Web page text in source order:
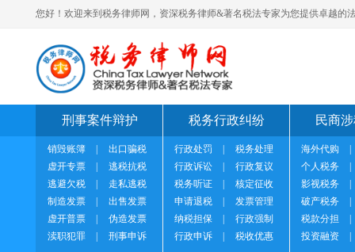
您好！欢迎来到税务律师网，资深税务律师&著名税法专家为您提供卓越的
刑事案件辩护
销毁账簿
出口骗税
虚开专票
逃税抗税
逃避欠税
走私逃税
制造发票
出售发票
虚开普票
伪造发票
渎职犯罪
刑事申诉
税务行政纠纷
行政处罚
税务处理
行政诉讼
行政复议
税务听证
核定征收
申请退税
发票管理
纳税担保
行政强制
行政申诉
税收优惠
民商
海外代购
个人税务
影视税务
破产税务
税款分担
投资融资